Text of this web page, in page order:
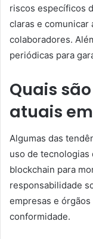
riscos específicos
claras e comunicar
colaboradores.
periódicas para
Quais
atuais
Algumas das
uso de
blockchain para
responsabilidade
empresas e
conformidade.